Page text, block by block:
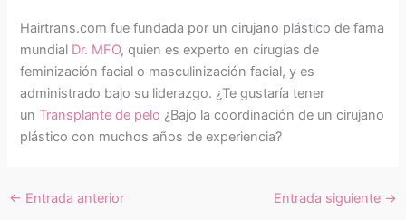
Hairtrans.com fue fundada por un cirujano plástico de fama
mundial Dr. MFO, quien es experto en cirugías de
feminización facial o masculinización facial, y es
administrado bajo su liderazgo. ¿Te gustaría tener
unTransplante de pelo ¿Bajo la coordinación de un cirujano
plástico con muchos años de experiencia?
← Entrada anterior Entrada siguiente →